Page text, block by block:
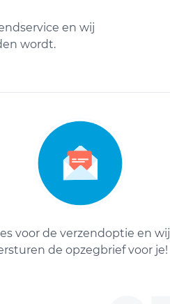
en wij
wordt.
voor de verzendoptie en wij
de opzegbrief voor je!